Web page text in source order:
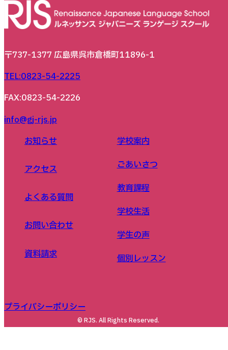
〒737-1377 広島県呉市倉橋町11896-1
TEL:0823-54-2225
FAX:0823-54-2226
info@gj-rjs.jp
お知らせ
アクセス
よくある質問
お問い合わせ
資料請求
学校案内
ごあいさつ
教育課程
学校生活
学生の声
個別レッスン
プライバシーポリシー
© RJS. All Rights Reserved.